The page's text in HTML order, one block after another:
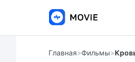
Главная>Фильмы>